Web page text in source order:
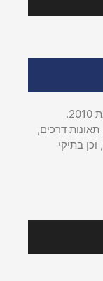
דרכים,
בתיקי